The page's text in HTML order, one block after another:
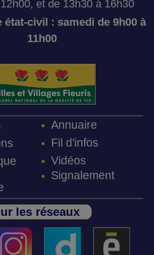
et de 13h30 à 16h30
état-civil : samedi de 9h00 à
11h00
Annuaire
Fil d'infos
Vidéos
Signalement
les réseaux